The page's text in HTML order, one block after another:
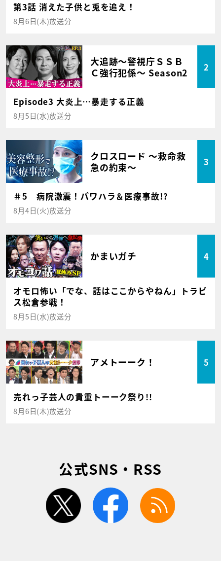
第3話 消えた子供と兎を追え！
8月6日(木)放送分
大追跡～警視庁ＳＳＢ
Ｃ強行犯係～ Season2
2
Episode3 大炎上…暴走する正義
8月5日(水)放送分
クロスロード ～救命救
急の約束～
3
＃5 病院激震！パワハラ＆医療事故!?
8月4日(火)放送分
かまいガチ 4
オモロ怖い「でな、話はここからやねん」トラビ
ス松倉参戦！
8月5日(水)放送分
アメトーーク！ 5
売れっ子芸人の貴重トーーク祭り!!
8月6日(木)放送分
公式SNS・RSS
twitter facebook